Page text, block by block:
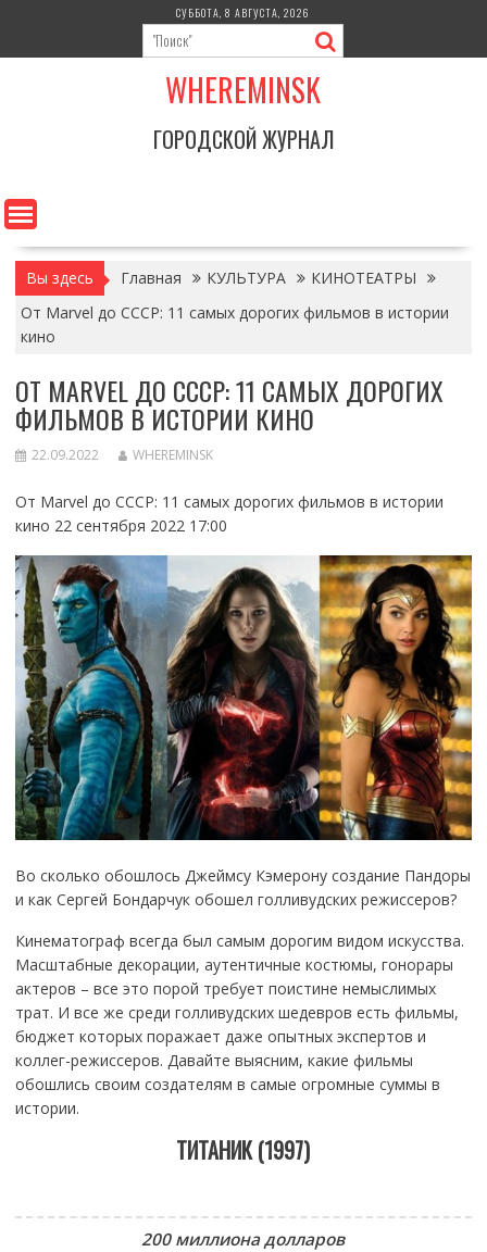
содержимому
СУББОТА, 8 АВГУСТА, 2026
WHEREMINSK
ГОРОДСКОЙ ЖУРНАЛ
Вы здесь Главная КУЛЬТУРА
КИНОТЕАТРЫ
От Marvel до СССР: 11 самых дорогих фильмов в истории
кино
ОТ MARVEL ДО СССР: 11 САМЫХ ДОРОГИХ
ФИЛЬМОВ В ИСТОРИИ КИНО
22.09.2022 WHEREMINSK
От Marvel до СССР: 11 самых дорогих фильмов в истории
кино 22 сентября 2022 17:00
Во сколько обошлось Джеймсу Кэмерону создание Пандоры
и как Сергей Бондарчук обошел голливудских режиссеров?
Кинематограф всегда был самым дорогим видом искусства.
Масштабные декорации, аутентичные костюмы, гонорары
актеров – все это порой требует поистине немыслимых
трат. И все же среди голливудских шедевров есть фильмы,
бюджет которых поражает даже опытных экспертов и
коллег-режиссеров. Давайте выясним, какие фильмы
обошлись своим создателям в самые огромные суммы в
истории.
ТИТАНИК (1997)
200 миллиона долларов